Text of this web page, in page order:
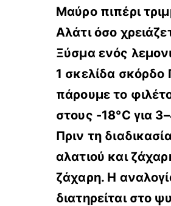
Μαύρο πιπέρι
Αλάτι όσο
Ξύσμα ενός
1 σκελίδα σκόρδο
πάρουμε το
στους -18°C για
Πριν τη
αλατιού και
ζάχαρη. Η
διατηρείται στο